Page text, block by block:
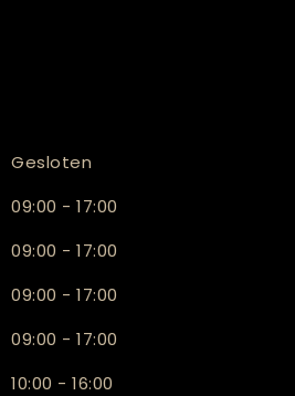
Gesloten
09:00 - 17:00
09:00 - 17:00
09:00 - 17:00
09:00 - 17:00
10:00 - 16:00